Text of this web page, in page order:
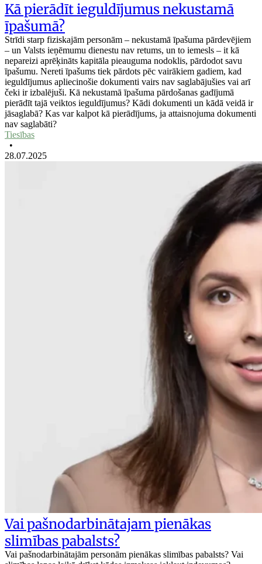
Kā pierādīt ieguldījumus nekustamā
īpašumā?
Strīdi starp fiziskajām personām – nekustamā īpašuma pārdevējiem
– un Valsts ieņēmumu dienestu nav retums, un to iemesls – it kā
nepareizi aprēķināts kapitāla pieauguma nodoklis, pārdodot savu
īpašumu. Nereti īpašums tiek pārdots pēc vairākiem gadiem, kad
ieguldījumus apliecinošie dokumenti vairs nav saglabājušies vai arī
čeki ir izbalējuši. Kā nekustamā īpašuma pārdošanas gadījumā
pierādīt tajā veiktos ieguldījumus? Kādi dokumenti un kādā veidā ir
jāsaglabā? Kas var kalpot kā pierādījums, ja attaisnojuma dokumenti
nav saglabāti?
Tiesības
•
28.07.2025
Vai pašnodarbinātajam pienākas
slimības pabalsts?
Vai pašnodarbinātajām personām pienākas slimības pabalsts? Vai